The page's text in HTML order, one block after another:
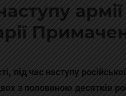
під час наступу
з половиною десятків